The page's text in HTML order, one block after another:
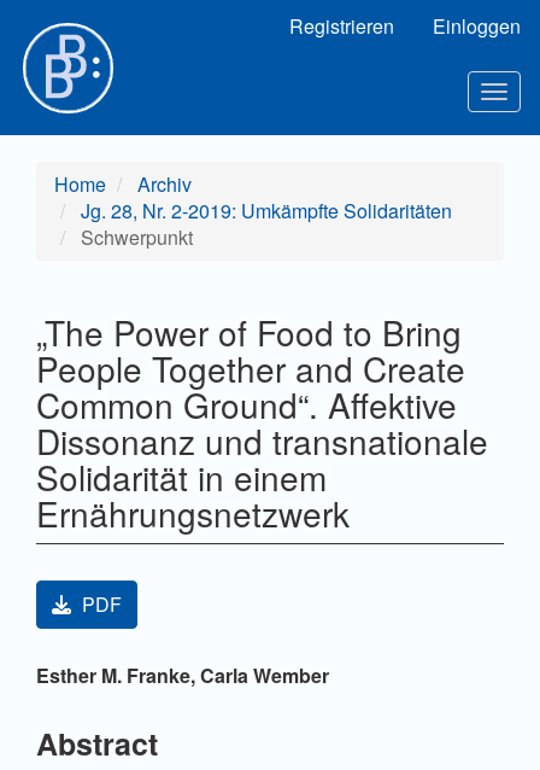
Hauptinhalt
Sidebar
Registrieren Einloggen
Home
Archiv
Jg. 28, Nr. 2-2019: Umkämpfte Solidaritäten
Schwerpunkt
„The Power of Food to Bring
People Together and Create
Common Ground“. Affektive
Dissonanz und transnationale
Solidarität in einem
Ernährungsnetzwerk
Artikel-Sidebar
PDF
Hauptsächlicher Artikelinhalt
Esther M. Franke,Carla Wember
Abstract